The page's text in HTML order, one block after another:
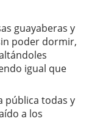
guayaberas y
poder dormir,
igual que
pública todas y
a los